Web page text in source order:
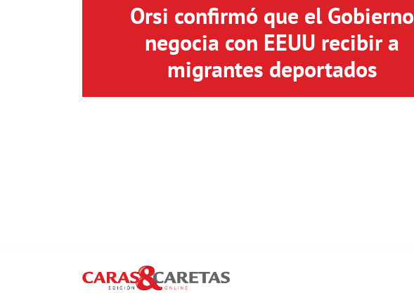
Orsi confirmó que el Gobierno
negocia con EEUU recibir a
migrantes deportados